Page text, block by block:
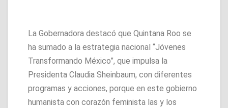
La Gobernadora destacó que Quintana Roo se
ha sumado a la estrategia nacional “Jóvenes
Transformando México”, que impulsa la
Presidenta Claudia Sheinbaum, con diferentes
programas y acciones, porque en este gobierno
humanista con corazón feminista las y los